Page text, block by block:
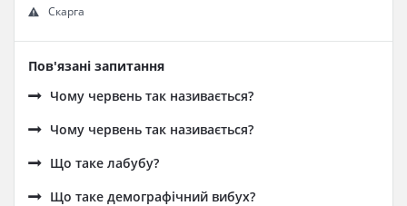
Скарга
Пов'язані запитання
Чому червень так називається?
Чому червень так називається?
Що таке лабубу?
Що таке демографічний вибух?